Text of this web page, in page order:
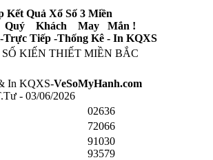
Kết Quả Xổ Số 3 Miền
Khách May Mắn !
Trực Tiếp -Thống Kê - In KQXS
KIẾN THIẾT MIỀN BẮC
In KQXS-VeSoMyHanh.com
- 03/06/2026
02636
72066
91030
93579